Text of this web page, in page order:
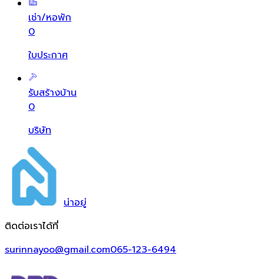
เช่า/หอพัก
0
ใบประกาศ
รับสร้างบ้าน
0
บริษัท
น่าอยู่
ติดต่อเราได้ที่
surinnayoo@gmail.com065-123-6494